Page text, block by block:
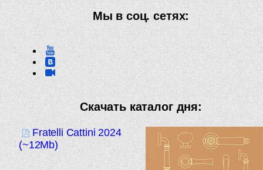
Мы в соц. сетях:
Скачать каталог дня:
Fratelli Cattini 2024
(~12Mb)